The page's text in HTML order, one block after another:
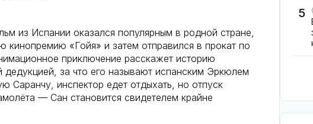
из Испании оказался популярным в родной стране,
«Гойя» и затем отправился в прокат по
приключение расскажет историю
за что его называют испанским Эркюлем
Саранчу, инспектор едет отдыхать, но отпуск
— Сан становится свидетелем крайне
5